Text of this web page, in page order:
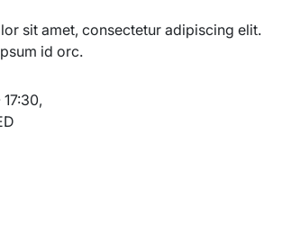
sit amet, consectetur adipiscing elit.
id orc.